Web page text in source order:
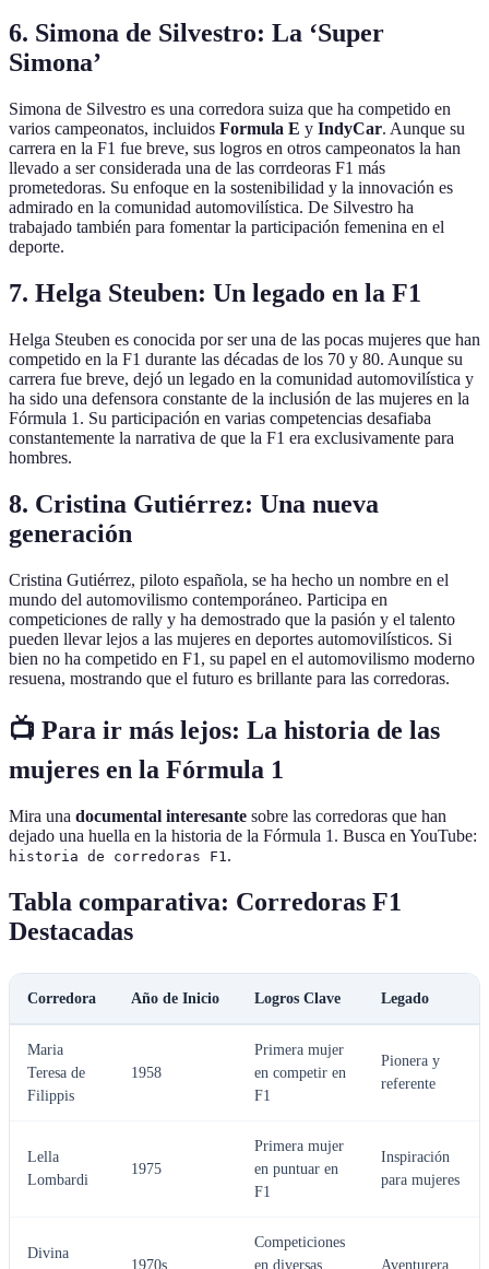
6. Simona de Silvestro: La ‘Super
Simona’
Simona de Silvestro es una corredora suiza que ha competido en
varios campeonatos, incluidos Formula E y IndyCar. Aunque su
carrera en la F1 fue breve, sus logros en otros campeonatos la han
llevado a ser considerada una de las corrdeoras F1 más
prometedoras. Su enfoque en la sostenibilidad y la innovación es
admirado en la comunidad automovilística. De Silvestro ha
trabajado también para fomentar la participación femenina en el
deporte.
7. Helga Steuben: Un legado en la F1
Helga Steuben es conocida por ser una de las pocas mujeres que han
competido en la F1 durante las décadas de los 70 y 80. Aunque su
carrera fue breve, dejó un legado en la comunidad automovilística y
ha sido una defensora constante de la inclusión de las mujeres en la
Fórmula 1. Su participación en varias competencias desafiaba
constantemente la narrativa de que la F1 era exclusivamente para
hombres.
8. Cristina Gutiérrez: Una nueva
generación
Cristina Gutiérrez, piloto española, se ha hecho un nombre en el
mundo del automovilismo contemporáneo. Participa en
competiciones de rally y ha demostrado que la pasión y el talento
pueden llevar lejos a las mujeres en deportes automovilísticos. Si
bien no ha competido en F1, su papel en el automovilismo moderno
resuena, mostrando que el futuro es brillante para las corredoras.
📺 Para ir más lejos: La historia de las
mujeres en la Fórmula 1
Mira una documental interesante sobre las corredoras que han
dejado una huella en la historia de la Fórmula 1. Busca en YouTube:
historia de corredoras F1 .
Tabla comparativa: Corredoras F1
Destacadas
Corredora Año de Inicio Logros Clave Legado
Maria
Teresa de
Filippis
1958
Primera mujer
en competir en
F1
Pionera y
referente
Lella
Lombardi
1975
Primera mujer
en puntuar en
F1
Inspiración
para mujeres
Divina
1970s
Competiciones
en diversas
Aventurera